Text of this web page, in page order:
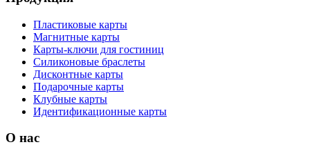
Пластиковые карты
Магнитные карты
Карты-ключи для гостиниц
Силиконовые браслеты
Дисконтные карты
Подарочные карты
Клубные карты
Идентификационные карты
О нас